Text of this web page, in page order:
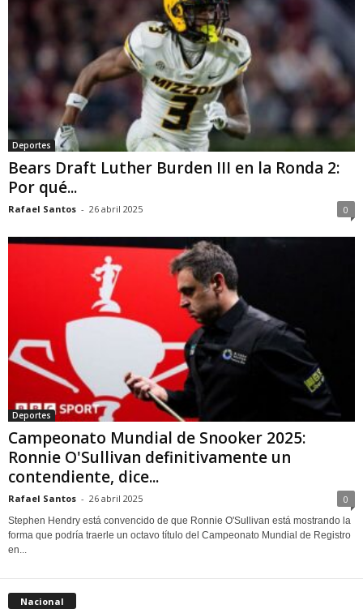
Deportes
Bears Draft Luther Burden III en la Ronda 2:
Por qué...
Rafael Santos - 26 abril 2025 0
Deportes
Campeonato Mundial de Snooker 2025:
Ronnie O'Sullivan definitivamente un
contendiente, dice...
Rafael Santos - 26 abril 2025 0
Stephen Hendry está convencido de que Ronnie O'Sullivan está mostrando la
forma que podría traerle un octavo título del Campeonato Mundial de Registro
en...
Nacional